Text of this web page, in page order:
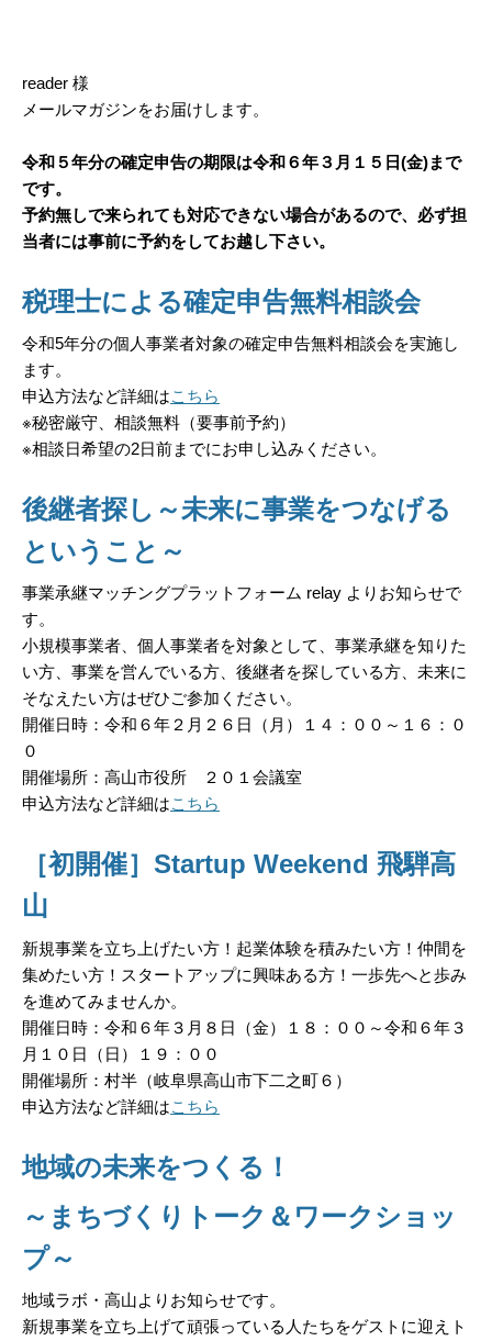
reader 様
メールマガジンをお届けします。
令和５年分の確定申告の期限は令和６年３月１５日(金)まで
です。
予約無しで来られても対応できない場合があるので、必ず担
当者には事前に予約をしてお越し下さい。
税理士による確定申告無料相談会
令和5年分の個人事業者対象の確定申告無料相談会を実施し
ます。
申込方法など詳細はこちら
※秘密厳守、相談無料（要事前予約）
※相談日希望の2日前までにお申し込みください。
後継者探し～未来に事業をつなげる
ということ～
事業承継マッチングプラットフォーム relay よりお知らせで
す。
小規模事業者、個人事業者を対象として、事業承継を知りた
い方、事業を営んでいる方、後継者を探している方、未来に
そなえたい方はぜひご参加ください。
開催日時：令和６年２月２６日（月）１４：００～１６：０
０
開催場所：高山市役所 ２０１会議室
申込方法など詳細はこちら
［初開催］Startup Weekend 飛騨高
山
新規事業を立ち上げたい方！起業体験を積みたい方！仲間を
集めたい方！スタートアップに興味ある方！一歩先へと歩み
を進めてみませんか。
開催日時：令和６年３月８日（金）１８：００～令和６年３
月１０日（日）１９：００
開催場所：村半（岐阜県高山市下二之町６）
申込方法など詳細はこちら
地域の未来をつくる！
～まちづくりトーク＆ワークショッ
プ～
地域ラボ・高山よりお知らせです。
新規事業を立ち上げて頑張っている人たちをゲストに迎えト